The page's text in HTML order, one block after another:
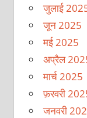
जुलाई
जून 2025
मई 2025
अप्रैल
मार्च 2025
फ़रवरी
जनवरी